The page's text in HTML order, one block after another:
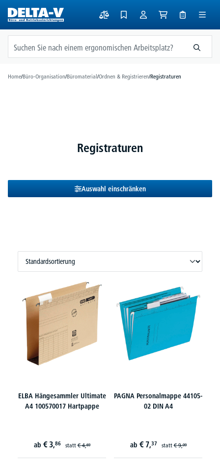
springen
Home/Büro-Organisation/Büromaterial/Ordnen & Registrieren/Registraturen
Registraturen
Auswahl einschränken
ELBA Hängesammler Ultimate
A4 100570017 Hartpappe
ab € 3,86 statt€ 4,69
PAGNA Personalmappe 44105-
02 DIN A4
ab € 7,37 statt€ 9,09